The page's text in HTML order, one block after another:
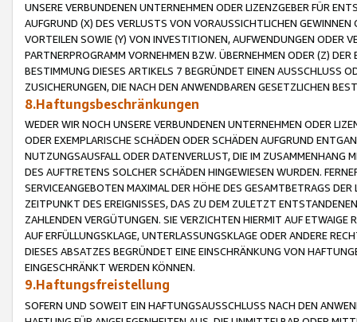
UNSERE VERBUNDENEN UNTERNEHMEN ODER LIZENZGEBER FÜR
AUFGRUND (X) DES VERLUSTS VON VORAUSSICHTLICHEN
VORTEILEN SOWIE (Y) VON INVESTITIONEN, AUFWENDUNGEN ODER
PARTNERPROGRAMM VORNEHMEN BZW. ÜBERNEHMEN ODER (Z)
BESTIMMUNG DIESES ARTIKELS 7 BEGRÜNDET EINEN AUSSCHLUSS
ZUSICHERUNGEN, DIE NACH DEN ANWENDBAREN GESETZLICHEN
8.Haftungsbeschränkungen
WEDER WIR NOCH UNSERE VERBUNDENEN UNTERNEHMEN ODER
ODER EXEMPLARISCHE SCHÄDEN ODER SCHÄDEN AUFGRUND
NUTZUNGSAUSFALL ODER DATENVERLUST, DIE IM ZUSAMMENHANG
DES AUFTRETENS SOLCHER SCHÄDEN HINGEWIESEN WURDEN.
SERVICEANGEBOTEN MAXIMAL DER HÖHE DES GESAMTBETRAGS
ZEITPUNKT DES EREIGNISSES, DAS ZU DEM ZULETZT
ZAHLENDEN VERGÜTUNGEN. SIE VERZICHTEN HIERMIT AUF
AUF ERFÜLLUNGSKLAGE, UNTERLASSUNGSKLAGE ODER ANDERE
DIESES ABSATZES BEGRÜNDET EINE EINSCHRÄNKUNG VON
EINGESCHRÄNKT WERDEN KÖNNEN.
9.Haftungsfreistellung
SOFERN UND SOWEIT EIN HAFTUNGSAUSSCHLUSS NACH DEN